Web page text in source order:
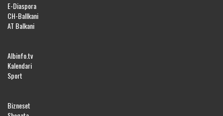
E-Diaspora
CH-Ballkani
AT Balkani
Albinfo.tv
Kalendari
Sport
Bizneset